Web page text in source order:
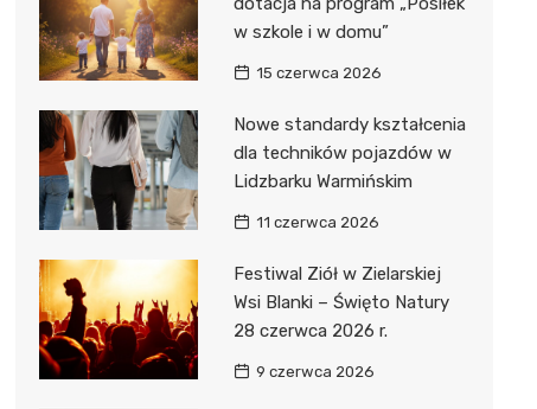
w szkole i w domu”
15 czerwca 2026
Nowe standardy kształcenia
dla techników pojazdów w
Lidzbarku Warmińskim
11 czerwca 2026
Festiwal Ziół w Zielarskiej
Wsi Blanki – Święto Natury
28 czerwca 2026 r.
9 czerwca 2026